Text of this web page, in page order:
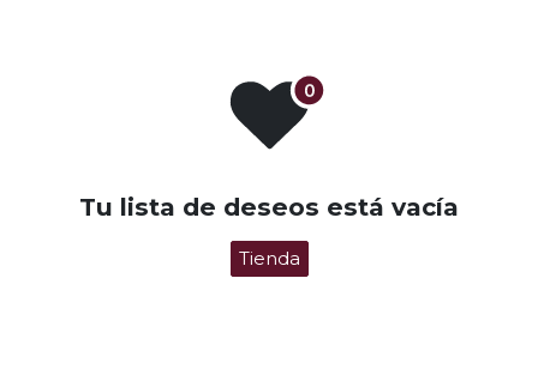
Tu lista de deseos está vacía
Tienda